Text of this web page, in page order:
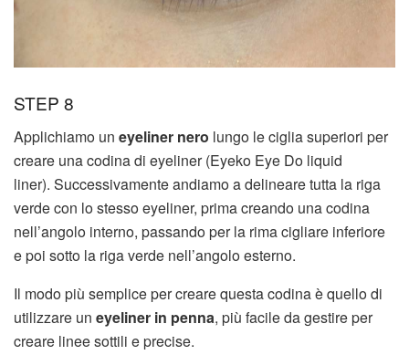
STEP 8
Applichiamo un eyeliner nero lungo le ciglia superiori per
creare una codina di eyeliner (Eyeko Eye Do liquid
liner). Successivamente andiamo a delineare tutta la riga
verde con lo stesso eyeliner, prima creando una codina
nell’angolo interno, passando per la rima cigliare inferiore
e poi sotto la riga verde nell’angolo esterno.
Il modo più semplice per creare questa codina è quello di
utilizzare un eyeliner in penna, più facile da gestire per
creare linee sottili e precise.